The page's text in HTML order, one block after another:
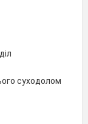
суходолом